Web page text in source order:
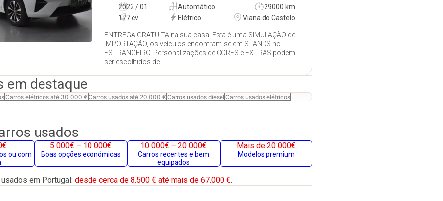
2022 / 01 Automático
29000 km
177 cv
Elétrico Viana do Castelo
ENTREGA GRATUITA na sua casa. Esta é uma SIMULAÇÃO de
IMPORTAÇÃO, os veículos encontram-se em STANDS no
ESTRANGEIRO. Personalizações de CORES e EXTRAS podem
ser escolhidos de...
em destaque
Carros elétricos até 30 000 € Carros usados até 20 000 € Carros usados diesel Carros usados elétricos
usados
ou com
5 000€ – 10 000€
Boas opções económicas
10 000€ – 20 000€
Carros recentes e bem
equipados
Mais de 20 000€
Modelos premium
em Portugal: desde cerca de 8.500 € até mais de 67.000 €.